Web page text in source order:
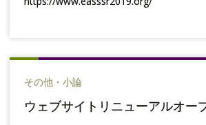
その他・小論
ウェブサイトリニューアルオー